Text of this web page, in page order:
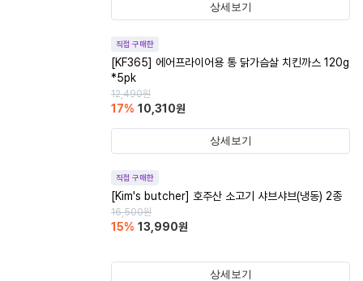
상세보기
직접 구매한
[KF365] 에어프라이어용 통 닭가슴살 치킨까스 120g
*5pk
12,490원
17% 10,310원
상세보기
직접 구매한
[Kim's butcher] 호주산 소고기 샤브샤브(냉동) 2종
16,500원
15% 13,990원
상세보기